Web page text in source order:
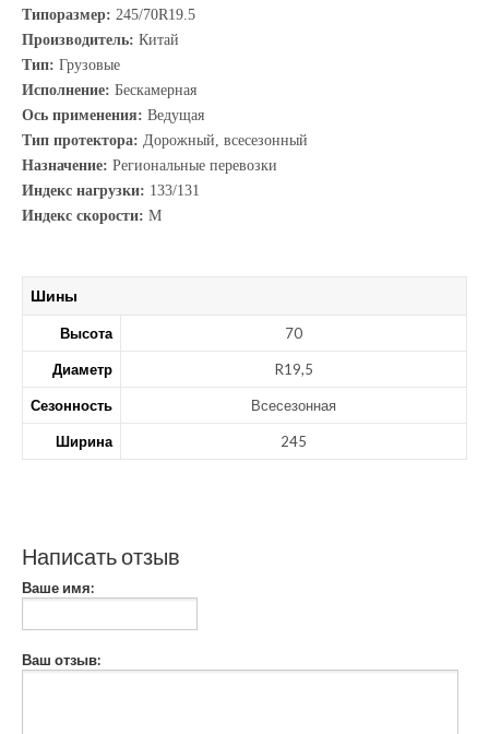
Типоразмер: 245/70R19.5
Производитель: Китай
Тип: Грузовые
Исполнение: Бескамерная
Ось применения: Ведущая
Тип протектора: Дорожный, всесезонный
Назначение: Региональные перевозки
Индекс нагрузки: 133/131
Индекс скорости: М
Шины
Высота 70
Диаметр R19,5
Сезонность Всесезонная
Ширина 245
Написать отзыв
Ваше имя:
Ваш отзыв: